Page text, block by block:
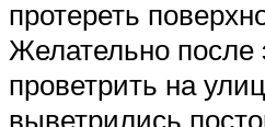
протереть
Желательно после
проветрить на
выветрились